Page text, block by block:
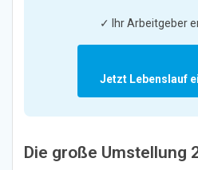
✓ Ihr Arbeitgeber
Jetzt Lebenslauf
Die große Umstellung